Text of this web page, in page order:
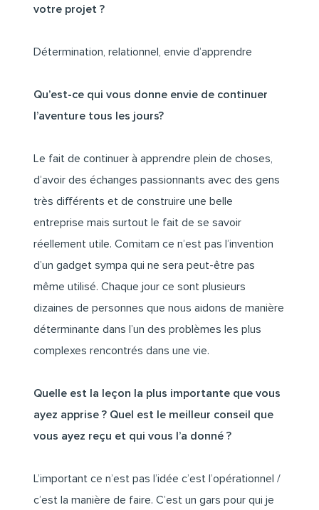
votre projet ?
Détermination, relationnel, envie d’apprendre
Qu’est-ce qui vous donne envie de continuer
l’aventure tous les jours?
Le fait de continuer à apprendre plein de choses,
d’avoir des échanges passionnants avec des gens
très différents et de construire une belle
entreprise mais surtout le fait de se savoir
réellement utile. Comitam ce n’est pas l’invention
d’un gadget sympa qui ne sera peut-être pas
même utilisé. Chaque jour ce sont plusieurs
dizaines de personnes que nous aidons de manière
déterminante dans l’un des problèmes les plus
complexes rencontrés dans une vie.
Quelle est la leçon la plus importante que vous
ayez apprise ? Quel est le meilleur conseil que
vous ayez reçu et qui vous l’a donné ?
L’important ce n’est pas l’idée c’est l’opérationnel /
c’est la manière de faire. C’est un gars pour qui je